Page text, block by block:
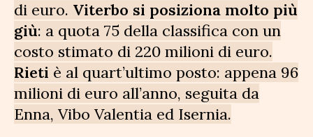
di euro. Viterbo si posiziona molto più
giù: a quota 75 della classifica con un
costo stimato di 220 milioni di euro.
Rieti è al quart’ultimo posto: appena 96
milioni di euro all’anno, seguita da
Enna, Vibo Valentia ed Isernia.